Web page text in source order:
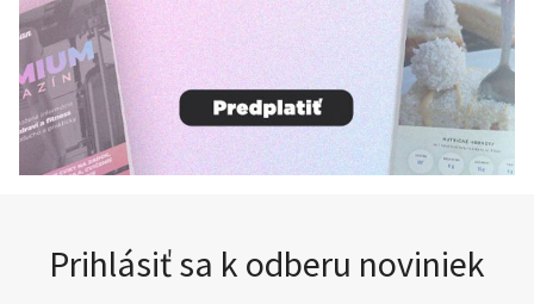
Prihlásiť sa k odberu noviniek